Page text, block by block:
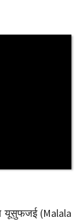
यूसुफजई (Malala